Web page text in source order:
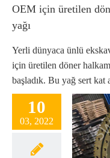
OEM için üretilen
yağı
Yerli dünyaca ünlü
için üretilen döner
başladık. Bu yağ sert kat
10
03, 2022